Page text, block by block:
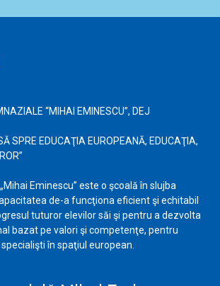
“MIHAI EMINESCU”, DEJ
SPRE EDUCAŢIA EUROPEANĂ, EDUCAŢIA,
Eminescu” este o şcoală în slujba
de-a funcţiona eficient şi echitabil
tuturor elevilor săi şi pentru a dezvolta
bazat pe valori şi competenţe, pentru
în spaţiul european.